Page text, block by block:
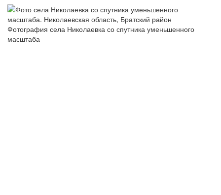
Фотография села Николаевка со спутника уменьшенного
масштаба